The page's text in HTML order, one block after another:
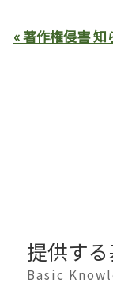
« 著作権侵害 知
提供す
Basic